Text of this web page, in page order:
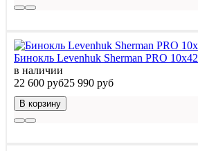
Бинокль Levenhuk Sherman PRO 10x42
в наличии
22 600 руб25 990 руб
В корзину